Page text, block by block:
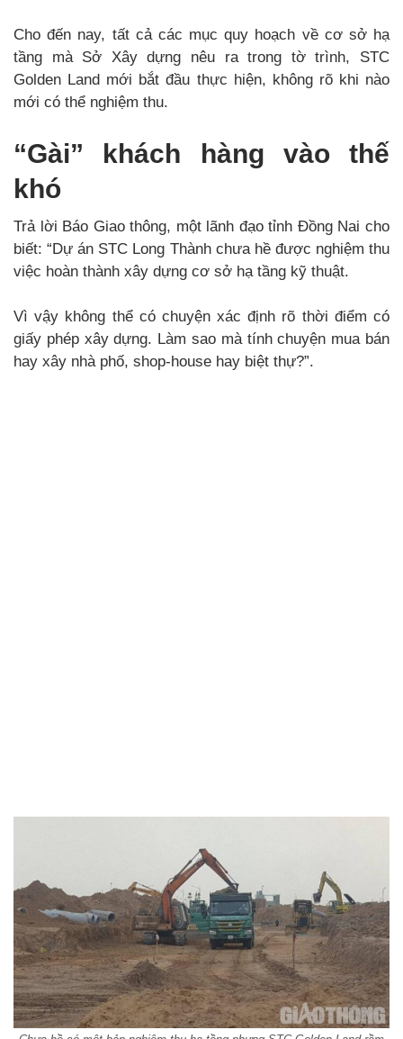
Cho đến nay, tất cả các mục quy hoạch về cơ sở hạ
tầng mà Sở Xây dựng nêu ra trong tờ trình, STC
Golden Land mới bắt đầu thực hiện, không rõ khi nào
mới có thể nghiệm thu.
“Gài” khách hàng vào thế
khó
Trả lời Báo Giao thông, một lãnh đạo tỉnh Đồng Nai cho
biết: “Dự án STC Long Thành chưa hề được nghiệm thu
việc hoàn thành xây dựng cơ sở hạ tầng kỹ thuật.
Vì vậy không thể có chuyện xác định rõ thời điểm có
giấy phép xây dựng. Làm sao mà tính chuyện mua bán
hay xây nhà phố, shop-house hay biệt thự?”.